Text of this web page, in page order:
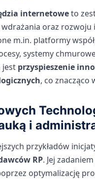
internetoweto
oraz
m.in. platformy
systemy
jest przyspieszenie
, co znacząco
i
przykładów
RP. Jej
optymalizację